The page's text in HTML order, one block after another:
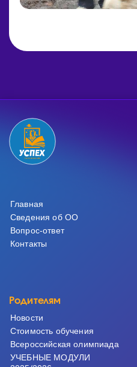
Главная
Сведения об ОО
Вопрос-ответ
Контакты
Родителям
Новости
Cтоимость обучения
Всероссийская олимпиада
УЧЕБНЫЕ МОДУЛИ